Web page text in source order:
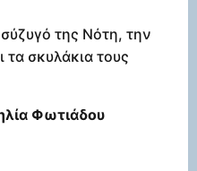
της Νότη, την
τα σκυλάκια τους
Φωτιάδου